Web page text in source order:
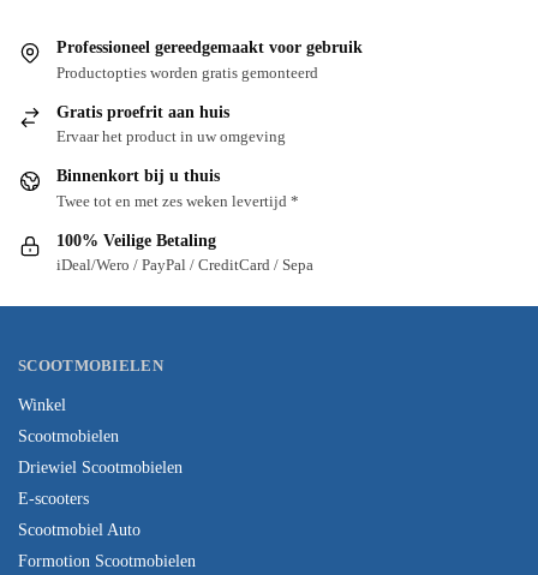
Professioneel gereedgemaakt voor gebruik
Productopties worden gratis gemonteerd
Gratis proefrit aan huis
Ervaar het product in uw omgeving
Binnenkort bij u thuis
Twee tot en met zes weken levertijd *
100% Veilige Betaling
iDeal/Wero / PayPal / CreditCard / Sepa
SCOOTMOBIELEN
Winkel
Scootmobielen
Driewiel Scootmobielen
E-scooters
Scootmobiel Auto
Formotion Scootmobielen